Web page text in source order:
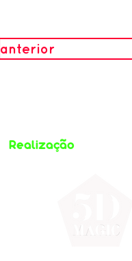
anterior
Realização